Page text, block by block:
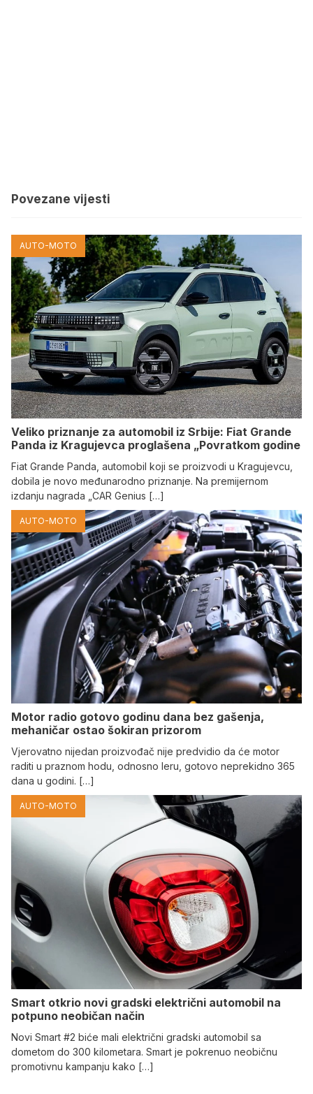
Povezane vijesti
AUTO-MOTO
Veliko priznanje za automobil iz Srbije: Fiat Grande
Panda iz Kragujevca proglašena „Povratkom godine
Fiat Grande Panda, automobil koji se proizvodi u Kragujevcu,
dobila je novo međunarodno priznanje. Na premijernom
izdanju nagrada „CAR Genius […]
AUTO-MOTO
Motor radio gotovo godinu dana bez gašenja,
mehaničar ostao šokiran prizorom
Vjerovatno nijedan proizvođač nije predvidio da će motor
raditi u praznom hodu, odnosno leru, gotovo neprekidno 365
dana u godini. […]
AUTO-MOTO
Smart otkrio novi gradski električni automobil na
potpuno neobičan način
Novi Smart #2 biće mali električni gradski automobil sa
dometom do 300 kilometara. Smart je pokrenuo neobičnu
promotivnu kampanju kako […]